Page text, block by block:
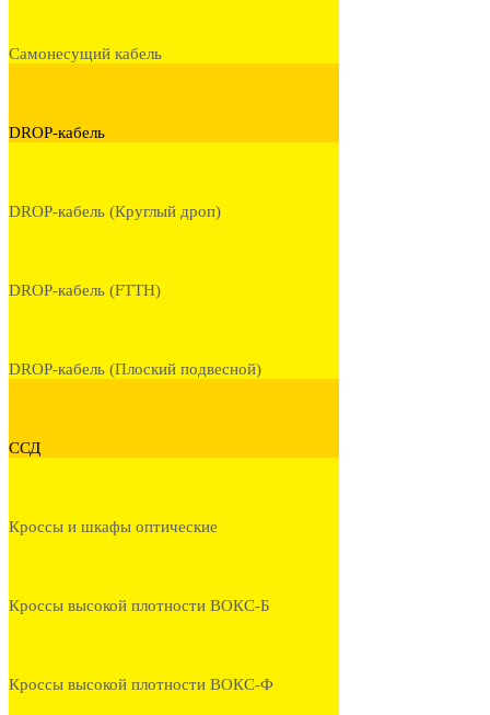
Самонесущий кабель
DROP-кабель
DROP-кабель (Круглый дроп)
DROP-кабель (FTTH)
DROP-кабель (Плоский подвесной)
ССД
Кроссы и шкафы оптические
Кроссы высокой плотности ВОКС-Б
Кроссы высокой плотности ВОКС-Ф